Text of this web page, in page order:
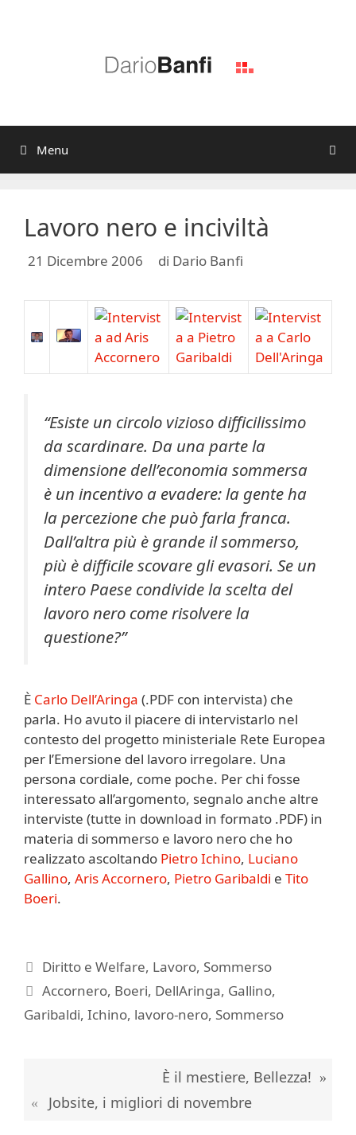
Menu
Lavoro nero e inciviltà
21 Dicembre 2006 di Dario Banfi
“Esiste un circolo vizioso difficilissimo
da scardinare. Da una parte la
dimensione dell’economia sommersa
è un incentivo a evadere: la gente ha
la percezione che può farla franca.
Dall’altra più è grande il sommerso,
più è difficile scovare gli evasori. Se un
intero Paese condivide la scelta del
lavoro nero come risolvere la
questione?”
È Carlo Dell’Aringa (.PDF con intervista) che
parla. Ho avuto il piacere di intervistarlo nel
contesto del progetto ministeriale Rete Europea
per l’Emersione del lavoro irregolare. Una
persona cordiale, come poche. Per chi fosse
interessato all’argomento, segnalo anche altre
interviste (tutte in download in formato .PDF) in
materia di sommerso e lavoro nero che ho
realizzato ascoltando Pietro Ichino, Luciano
Gallino, Aris Accornero, Pietro Garibaldi e Tito
Boeri.
Categorie
Diritto e Welfare, Lavoro, Sommerso
Tag
Accornero, Boeri, DellAringa, Gallino,
Garibaldi, Ichino, lavoro-nero, Sommerso
È il mestiere, Bellezza!
Jobsite, i migliori di novembre